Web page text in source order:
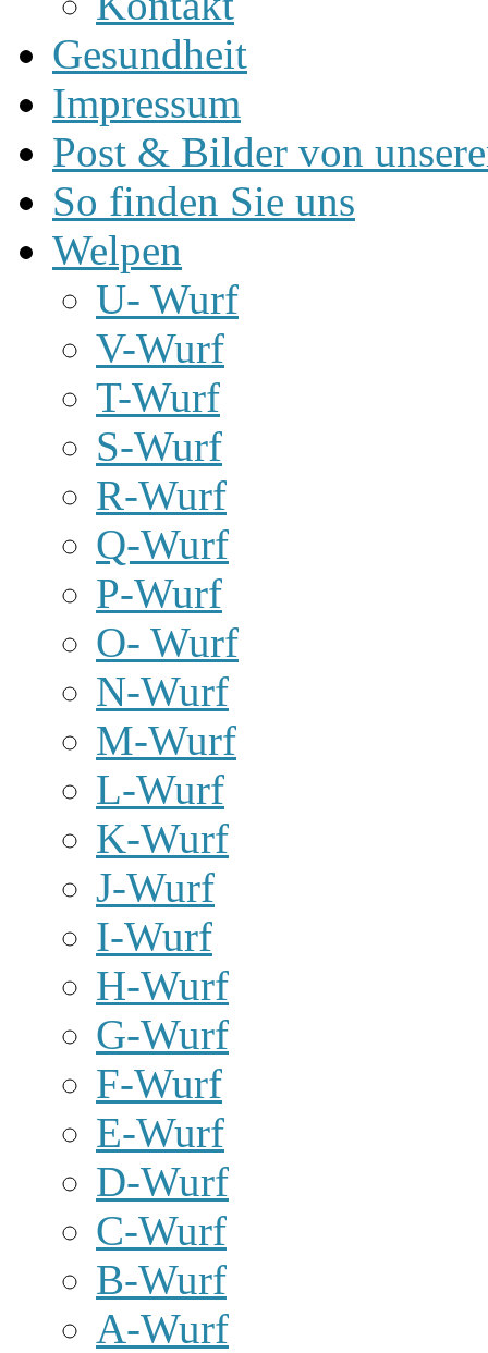
Gesundheit
Impressum
Post & Bilder von
So finden Sie uns
Welpen
U- Wurf
V-Wurf
T-Wurf
S-Wurf
R-Wurf
Q-Wurf
P-Wurf
O- Wurf
N-Wurf
M-Wurf
L-Wurf
K-Wurf
J-Wurf
I-Wurf
H-Wurf
G-Wurf
F-Wurf
E-Wurf
D-Wurf
C-Wurf
B-Wurf
A-Wurf